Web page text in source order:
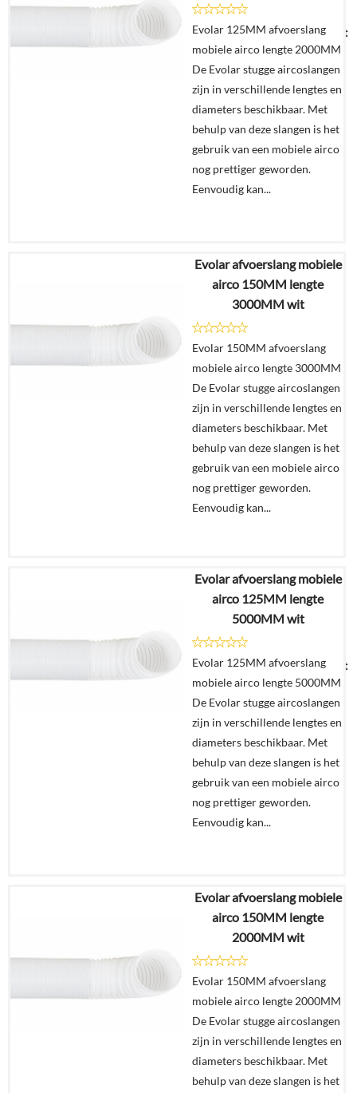
Uitverkocht
Evolar 125MM afvoerslang
mobiele airco lengte 2000MM
De Evolar stugge aircoslangen
zijn in verschillende lengtes en
diameters beschikbaar. Met
behulp van deze slangen is het
gebruik van een mobiele airco
nog prettiger geworden.
Eenvoudig kan...
€39,95
In
winkelmand
Evolar afvoerslang mobiele
airco 150MM lengte
3000MM wit
Evolar 150MM afvoerslang
mobiele airco lengte 3000MM
De Evolar stugge aircoslangen
zijn in verschillende lengtes en
diameters beschikbaar. Met
behulp van deze slangen is het
gebruik van een mobiele airco
nog prettiger geworden.
Eenvoudig kan...
€64,95
Uitverkocht
Evolar afvoerslang mobiele
airco 125MM lengte
5000MM wit
Evolar 125MM afvoerslang
mobiele airco lengte 5000MM
De Evolar stugge aircoslangen
zijn in verschillende lengtes en
diameters beschikbaar. Met
behulp van deze slangen is het
gebruik van een mobiele airco
nog prettiger geworden.
Eenvoudig kan...
€69,95
In
winkelmand
Evolar afvoerslang mobiele
airco 150MM lengte
2000MM wit
Evolar 150MM afvoerslang
mobiele airco lengte 2000MM
De Evolar stugge aircoslangen
zijn in verschillende lengtes en
diameters beschikbaar. Met
behulp van deze slangen is het